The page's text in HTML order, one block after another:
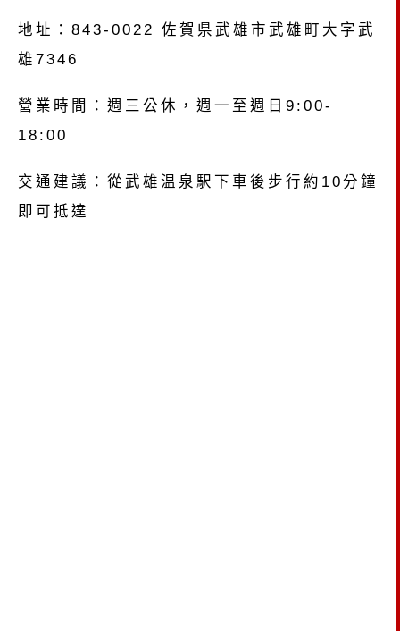
地址：843-0022 佐賀県武雄市武雄町大字武
雄7346
營業時間：週三公休，週一至週日9:00-
18:00
交通建議：從武雄温泉駅下車後步行約10分鐘
即可抵達